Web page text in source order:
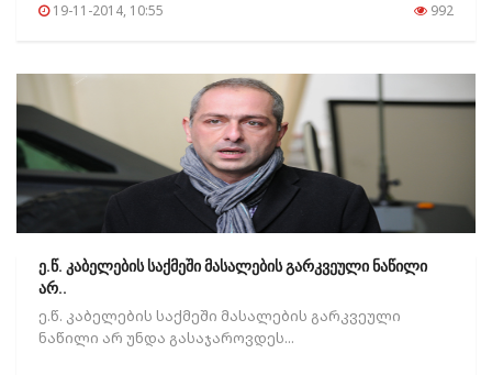
19-11-2014, 10:55 992
ე.წ. კაბელების საქმეში მასალების გარკვეული ნაწილი
არ..
ე.წ. კაბელების საქმეში მასალების გარკვეული
ნაწილი არ უნდა გასაჯაროვდეს...